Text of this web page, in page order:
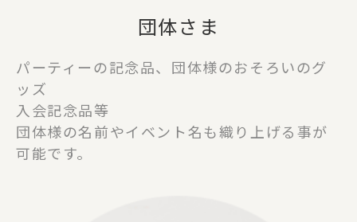
団体さま
パーティーの記念品、団体様のおそろいのグ
ッズ
入会記念品等
団体様の名前やイベント名も織り上げる事が
可能です。